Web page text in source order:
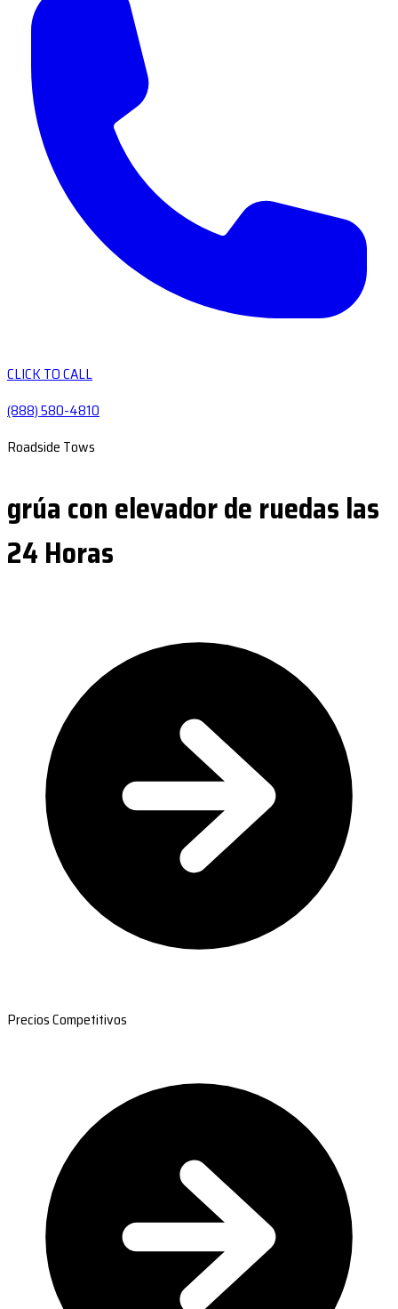
CLICK TO CALL
(888) 580-4810
Roadside Tows
grúa con elevador de ruedas las
24 Horas
Precios Competitivos